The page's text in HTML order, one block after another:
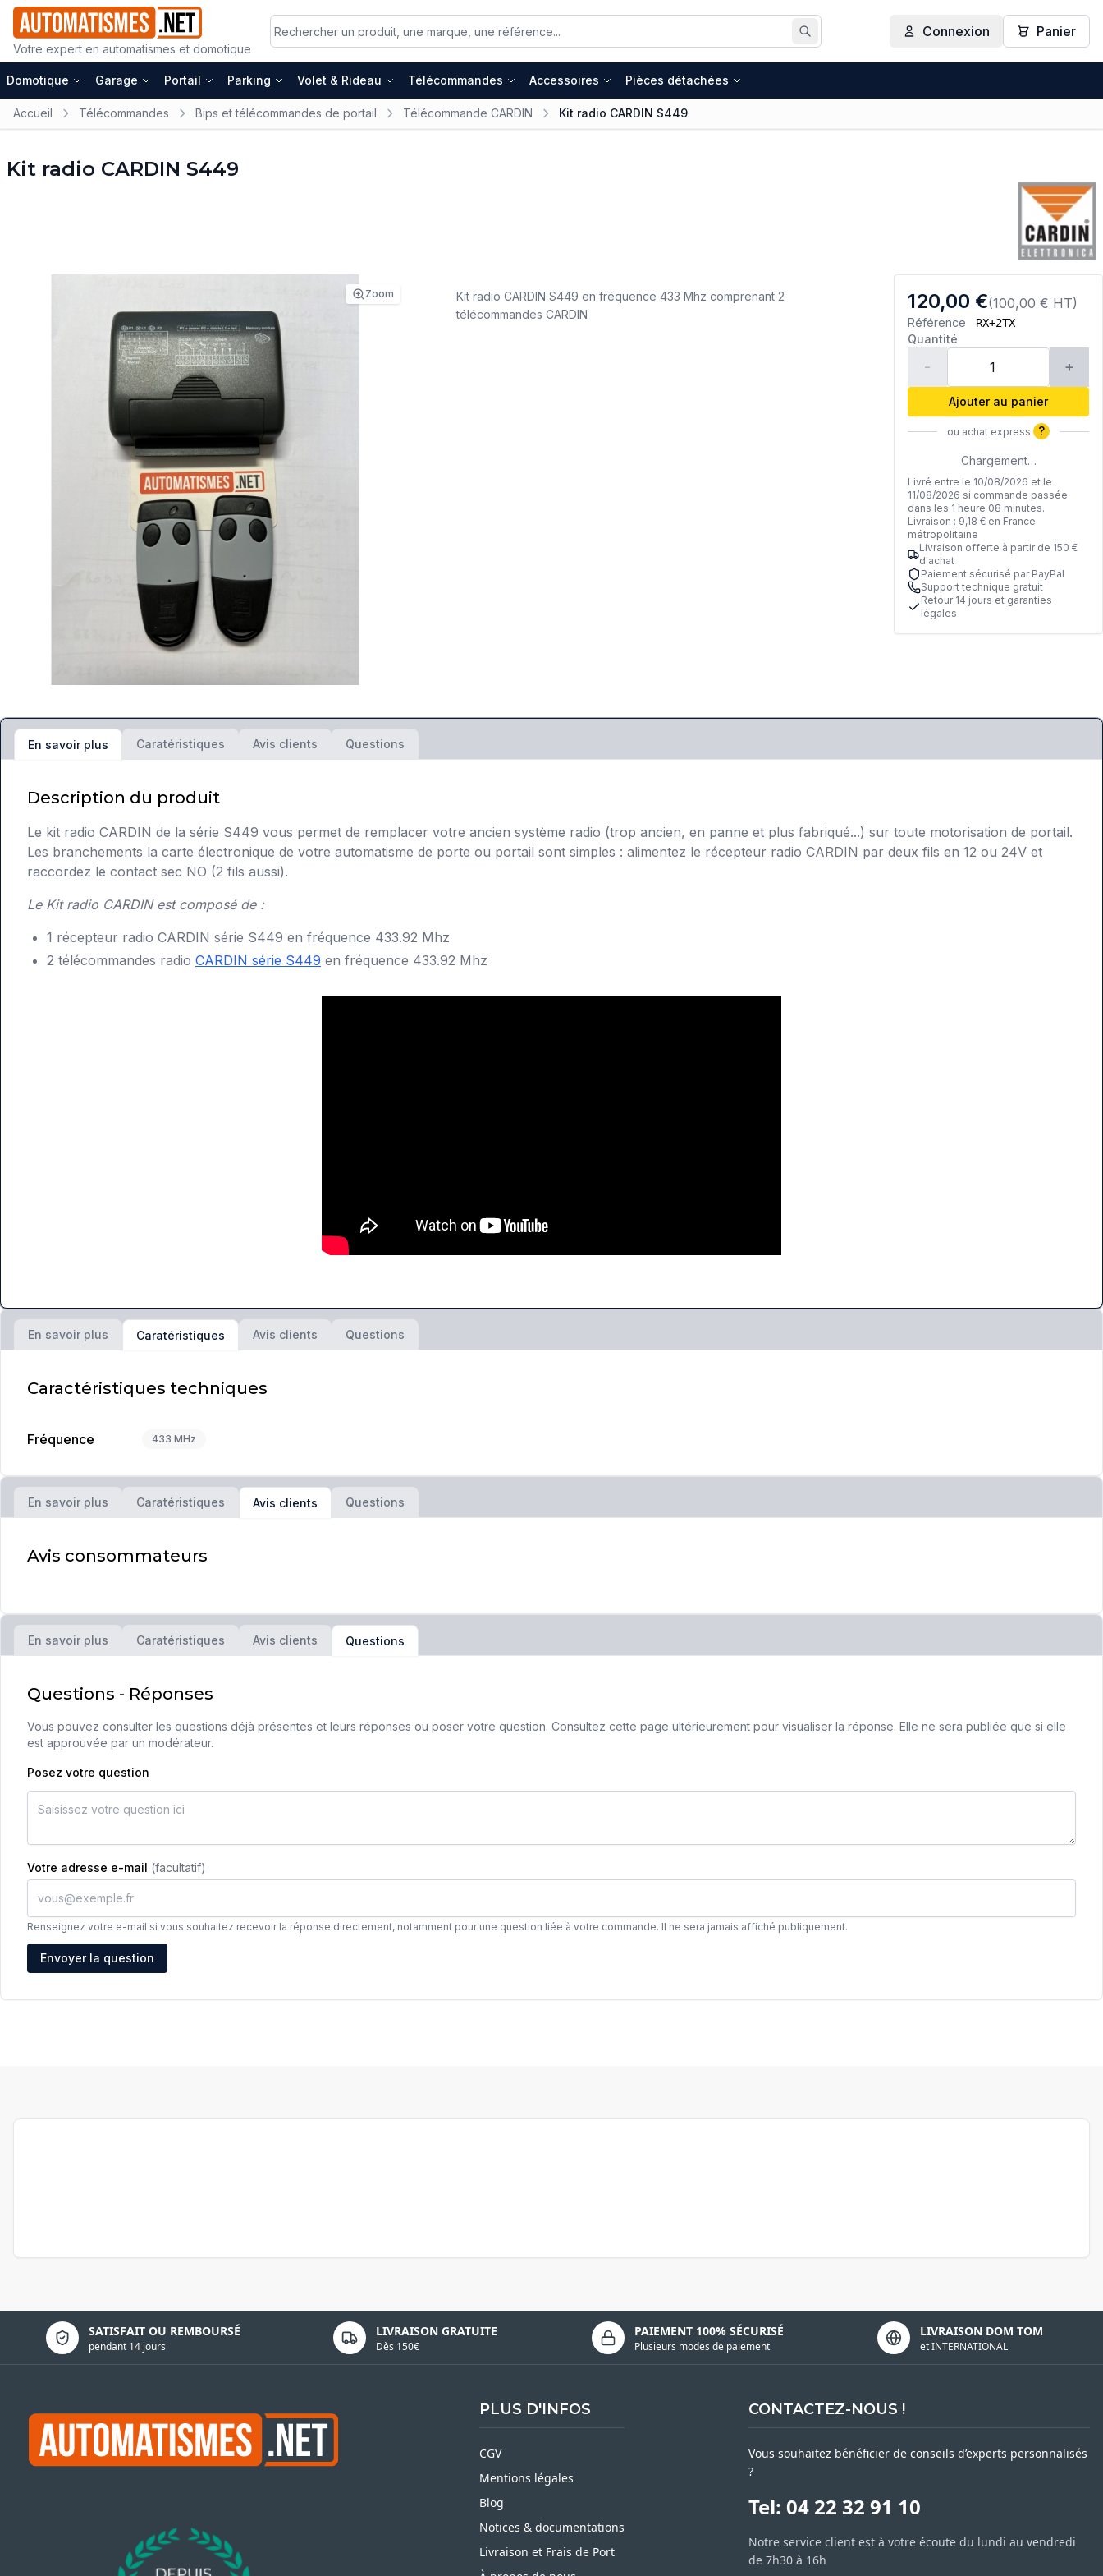
Votre expert en automatismes et domotique
Rechercher
Connexion Panier
Domotique Garage Portail Parking Volet & Rideau Télécommandes Accessoires Pièces détachées
Accueil Télécommandes Bips et télécommandes de portail Télécommande CARDIN Kit radio CARDIN S449
Kit radio CARDIN S449
Zoom 120,00 €(100,00 € HT)
Référence RX+2TX
Quantité
- +
Ajouter au panier
ou achat express ?
Chargement…
Livré entre le 10/08/2026 et le
11/08/2026 si commande passée
dans les 1 heure 08 minutes.
Livraison : 9,18 € en France
métropolitaine
Livraison offerte à partir de 150 €
d'achat
Paiement sécurisé par PayPal
Support technique gratuit
Retour 14 jours et garanties
légales
Kit radio CARDIN S449 en fréquence 433 Mhz comprenant 2
télécommandes CARDIN
En savoir plus Caratéristiques Avis clients Questions
Description du produit
Le kit radio CARDIN de la série S449 vous permet de remplacer votre ancien système radio (trop ancien, en panne et plus fabriqué...) sur toute motorisation de portail.
Les branchements la carte électronique de votre automatisme de porte ou portail sont simples : alimentez le récepteur radio CARDIN par deux fils en 12 ou 24V et
raccordez le contact sec NO (2 fils aussi).
Le Kit radio CARDIN est composé de :
1 récepteur radio CARDIN série S449 en fréquence 433.92 Mhz
2 télécommandes radio CARDIN série S449 en fréquence 433.92 Mhz
En savoir plus Caratéristiques Avis clients Questions
Caractéristiques techniques
Fréquence 433 MHz
En savoir plus Caratéristiques Avis clients Questions
Avis consommateurs
En savoir plus Caratéristiques Avis clients Questions
Questions - Réponses
Vous pouvez consulter les questions déjà présentes et leurs réponses ou poser votre question. Consultez cette page ultérieurement pour visualiser la réponse. Elle ne sera publiée que si elle
est approuvée par un modérateur.
Posez votre question
Votre adresse e-mail (facultatif)
Renseignez votre e-mail si vous souhaitez recevoir la réponse directement, notamment pour une question liée à votre commande. Il ne sera jamais affiché publiquement.
Adresse e-mail
Envoyer la question
SATISFAIT OU REMBOURSÉ
pendant 14 jours
Politique de confidentialité LIVRAISON GRATUITE
Dès 150€
PAIEMENT 100% SÉCURISÉ
Plusieurs modes de paiement
LIVRAISON DOM TOM
et INTERNATIONAL
PLUS D'INFOS
CGV
Mentions légales
Blog
Notices & documentations
Livraison et Frais de Port
CONTACTEZ-NOUS !
Vous souhaitez bénéficier de conseils d’experts personnalisés
?
Tel: 04 22 32 91 10
Notre service client est à votre écoute du lundi au vendredi
de 7h30 à 16h